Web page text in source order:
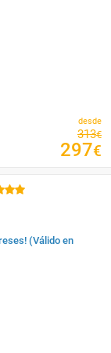
desde
313€
297€
(Válido en